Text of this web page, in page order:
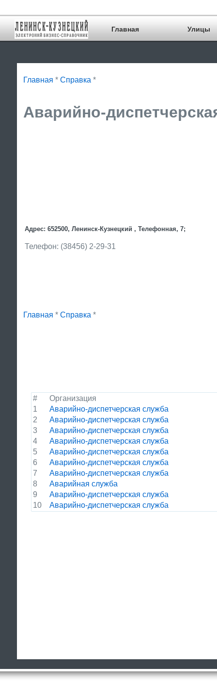
Главная Улицы
Главная * Справка *
Аварийно-
Адрес: 652500, Ленинск-Кузнецкий , Телефонная, 7;
Телефон: (38456) 2-29-31
Главная * Справка *
#
Организация
1
Аварийно-диспетчерская служба
2
Аварийно-диспетчерская служба
3
Аварийно-диспетчерская служба
4
Аварийно-диспетчерская служба
5
Аварийно-диспетчерская служба
6
Аварийно-диспетчерская служба
7
Аварийно-диспетчерская служба
8
Аварийная служба
9
Аварийно-диспетчерская служба
10
Аварийно-диспетчерская служба